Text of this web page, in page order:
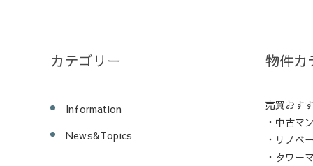
カテゴリー
Information
News&Topics
物件カ
売買おす
・中古マ
・リノベ
・タワー